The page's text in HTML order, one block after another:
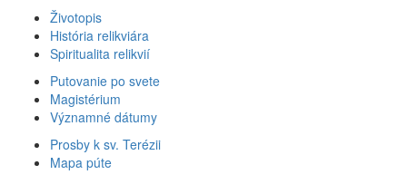
Životopis
História relikviára
Spiritualita relikvií
Putovanie po svete
Magistérium
Významné dátumy
Prosby k sv. Terézii
Mapa púte